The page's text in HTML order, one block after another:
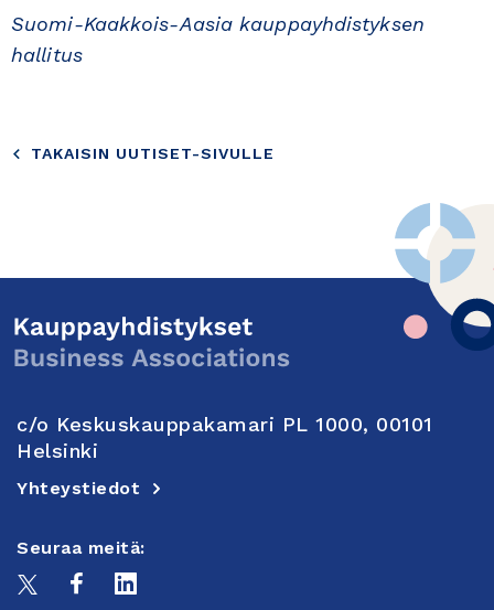
Suomi-Kaakkois-Aasia kauppayhdistyksen
hallitus
TAKAISIN UUTISET-SIVULLE
c/o Keskuskauppakamari PL 1000, 00101
Helsinki
Yhteystiedot
Seuraa meitä: